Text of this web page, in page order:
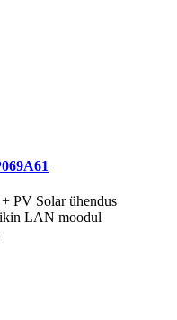
PV Solar ühendus
LAN moodul